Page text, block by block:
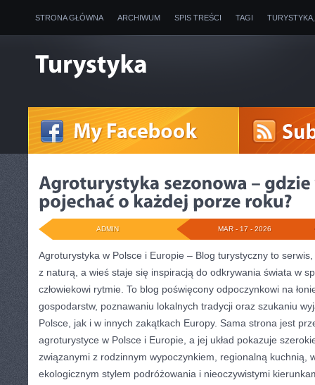
STRONA GŁÓWNA ARCHIWUM SPIS TREŚCI TAGI
MAR - 17 - 2026
ADMIN
Agroturystyka w Polsce i Europie – Blog turystyczny to
z naturą, a wieś staje się inspiracją do odkrywania świata w
człowiekowi rytmie. To blog poświęcony odpoczynkowi na
gospodarstw, poznawaniu lokalnych tradycji oraz szukaniu
Polsce, jak i w innych zakątkach Europy. Sama strona jest
agroturystyce w Polsce i Europie, a jej układ pokazuje
związanymi z rodzinnym wypoczynkiem, regionalną kuchnią,
ekologicznym stylem podróżowania i nieoczywistymi